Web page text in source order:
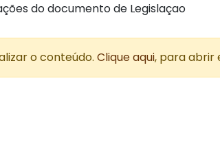
do documento de Legislaçao
o conteúdo. Clique aqui, para abrir